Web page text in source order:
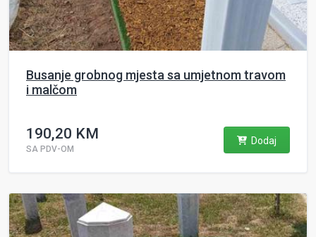
Busanje grobnog mjesta sa umjetnom travom
i malčom
190,20 KM
SA PDV-OM
Dodaj